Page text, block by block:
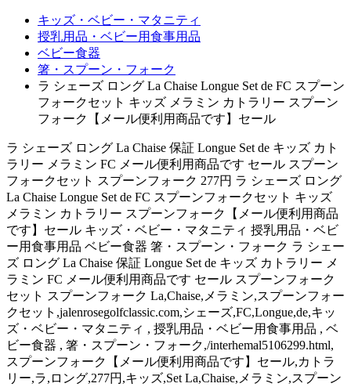
キッズ・ベビー・マタニティ
授乳用品・ベビー用食事用品
ベビー食器
箸・スプーン・フォーク
ラ シェーズ ロング La Chaise Longue Set de FC スプーン
フォークセット キッズ メラミン カトラリー スプーン
フォーク【メール便利用商品です】セール
ラ シェーズ ロング La Chaise 保証 Longue Set de キッズ カト
ラリー メラミン FC メール便利用商品です セール スプーン
フォークセット スプーンフォーク 277円 ラ シェーズ ロング
La Chaise Longue Set de FC スプーンフォークセット キッズ
メラミン カトラリー スプーンフォーク【メール便利用商品
です】セール キッズ・ベビー・マタニティ 授乳用品・ベビ
ー用食事用品 ベビー食器 箸・スプーン・フォーク ラ シェー
ズ ロング La Chaise 保証 Longue Set de キッズ カトラリー メ
ラミン FC メール便利用商品です セール スプーンフォーク
セット スプーンフォーク La,Chaise,メラミン,スプーンフォー
クセット,jalenrosegolfclassic.com,シェーズ,FC,Longue,de,キッ
ズ・ベビー・マタニティ , 授乳用品・ベビー用食事用品 , ベ
ビー食器 , 箸・スプーン・フォーク,/interhemal5106299.html,
スプーンフォーク【メール便利用商品です】セール,カトラ
リー,ラ,ロング,277円,キッズ,Set La,Chaise,メラミン,スプーン